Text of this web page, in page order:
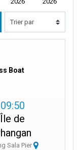
Boat
09:50
Île de
Sala Pier